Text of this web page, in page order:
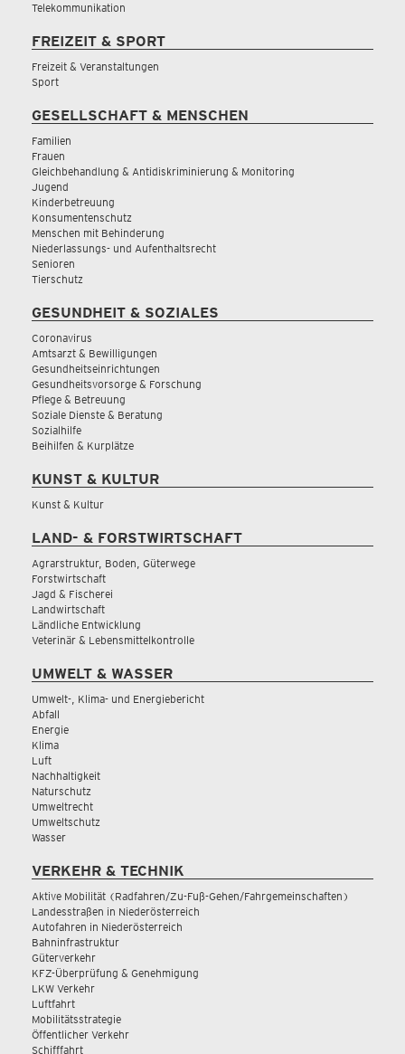
Telekommunikation
FREIZEIT & SPORT
Freizeit & Veranstaltungen
Sport
GESELLSCHAFT & MENSCHEN
Familien
Frauen
Gleichbehandlung & Antidiskriminierung & Monitoring
Jugend
Kinderbetreuung
Konsumentenschutz
Menschen mit Behinderung
Niederlassungs- und Aufenthaltsrecht
Senioren
Tierschutz
GESUNDHEIT & SOZIALES
Coronavirus
Amtsarzt & Bewilligungen
Gesundheitseinrichtungen
Gesundheitsvorsorge & Forschung
Pflege & Betreuung
Soziale Dienste & Beratung
Sozialhilfe
Beihilfen & Kurplätze
KUNST & KULTUR
Kunst & Kultur
LAND- & FORSTWIRTSCHAFT
Agrarstruktur, Boden, Güterwege
Forstwirtschaft
Jagd & Fischerei
Landwirtschaft
Ländliche Entwicklung
Veterinär & Lebensmittelkontrolle
UMWELT & WASSER
Umwelt-, Klima- und Energiebericht
Abfall
Energie
Klima
Luft
Nachhaltigkeit
Naturschutz
Umweltrecht
Umweltschutz
Wasser
VERKEHR & TECHNIK
Aktive Mobilität (Radfahren/Zu-Fuß-Gehen/Fahrgemeinschaften)
Landesstraßen in Niederösterreich
Autofahren in Niederösterreich
Bahninfrastruktur
Güterverkehr
KFZ-Überprüfung & Genehmigung
LKW Verkehr
Luftfahrt
Mobilitätsstrategie
Öffentlicher Verkehr
Schifffahrt